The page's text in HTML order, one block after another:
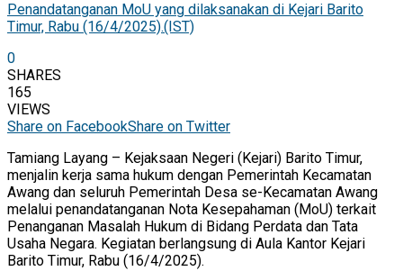
Penandatanganan MoU yang dilaksanakan di Kejari Barito
Timur, Rabu (16/4/2025).(IST)
0
SHARES
165
VIEWS
Share on FacebookShare on Twitter
Tamiang Layang – Kejaksaan Negeri (Kejari) Barito Timur,
menjalin kerja sama hukum dengan Pemerintah Kecamatan
Awang dan seluruh Pemerintah Desa se-Kecamatan Awang
melalui penandatanganan Nota Kesepahaman (MoU) terkait
Penanganan Masalah Hukum di Bidang Perdata dan Tata
Usaha Negara. Kegiatan berlangsung di Aula Kantor Kejari
Barito Timur, Rabu (16/4/2025).